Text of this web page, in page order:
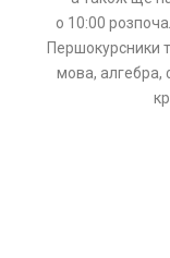
о 10:00
Першокурсники
мова, алгебра,